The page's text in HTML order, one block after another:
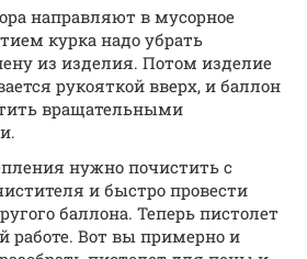
направляют в мусорное
курка надо убрать
из изделия. Потом изделие
рукояткой вверх, и баллон
вращательными
нужно почистить с
и быстро провести
баллона. Теперь пистолет
работе. Вот вы примерно и